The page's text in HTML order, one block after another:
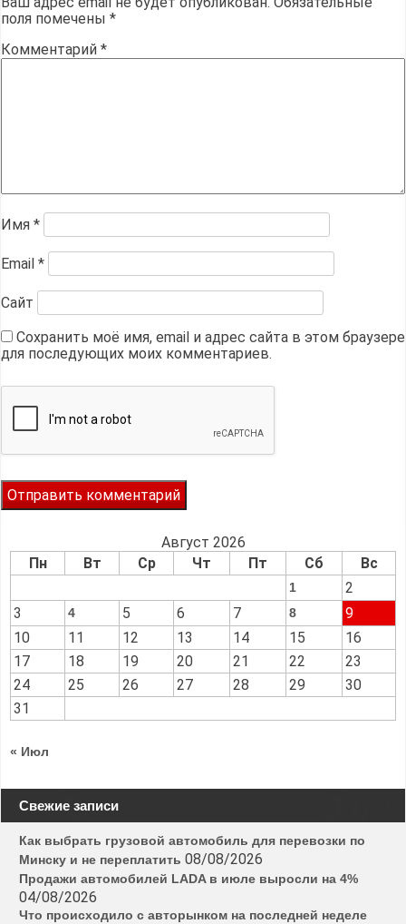
поля помечены *
Комментарий *
Имя *
Email *
Сайт
Сохранить моё имя, email и адрес сайта в этом браузере
для последующих моих комментариев.
Август 2026
Пн
Вт Ср Чт Пт Сб Вс
1
2
3
4 5 6 7 8
9
10
11 12 13 14 15
16
17
18 19 20 21 22
23
24
25 26 27 28 29
30
31
« Июл
Свежие записи
Как выбрать грузовой автомобиль для перевозки по
Минску и не переплатить 08/08/2026
Продажи автомобилей LADA в июле выросли на 4%
04/08/2026
Что происходило с авторынком на последней неделе